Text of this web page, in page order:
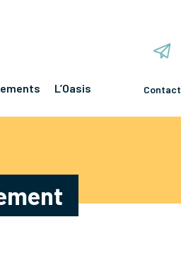
L’Oasis Contact